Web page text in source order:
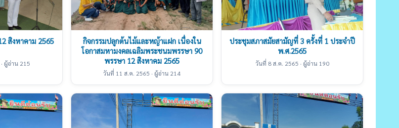
สิงหาคาม 2565
ผู้อ่าน 215
กิจกรรมปลูกต้นไม้และหญ้าแฝก เนื่องใน
โอกาสมหามงคลเฉลิมพระชนมพรรษา 90
พรรษา 12 สิงหาคม 2565
วันที่ 11 ส.ค. 2565 · ผู้อ่าน 214
ประชุมสภาสมัยสามัญที่ 3 ครั้งที่ 1 ประจำปี
พ.ศ.2565
วันที่ 8 ส.ค. 2565 · ผู้อ่าน 190